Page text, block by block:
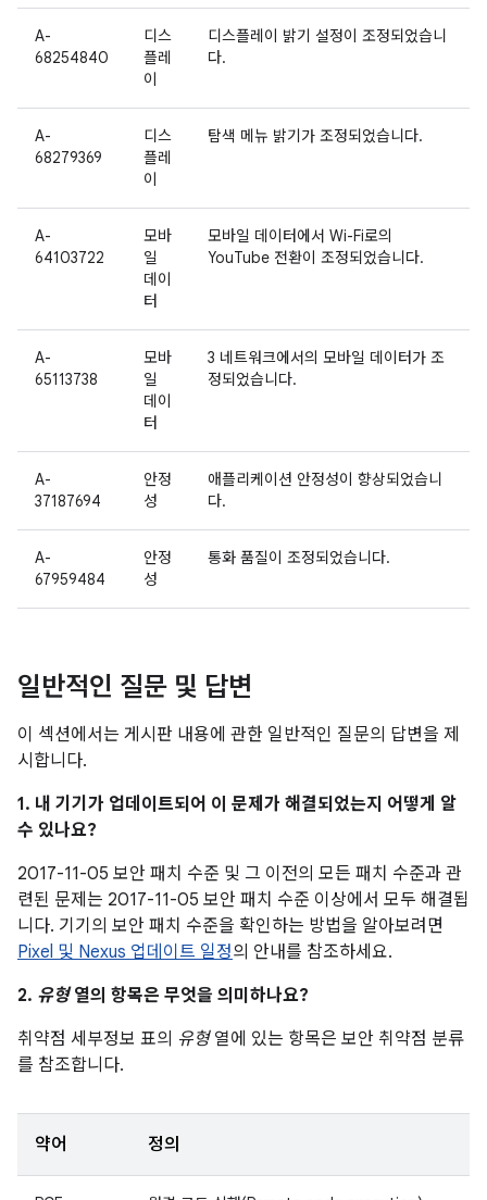
A-
68254840
디스
플레
이
디스플레이 밝기 설정이 조정되었습니
다.
A-
68279369
디스
플레
이
탐색 메뉴 밝기가 조정되었습니다.
A-
64103722
모바
일
데이
터
모바일 데이터에서 Wi-Fi로의
YouTube 전환이 조정되었습니다.
A-
65113738
모바
일
데이
터
3 네트워크에서의 모바일 데이터가 조
정되었습니다.
A-
37187694
안정
성
애플리케이션 안정성이 향상되었습니
다.
A-
67959484
안정
성
통화 품질이 조정되었습니다.
일반적인 질문 및 답변
이 섹션에서는 게시판 내용에 관한 일반적인 질문의 답변을 제
시합니다.
1. 내 기기가 업데이트되어 이 문제가 해결되었는지 어떻게 알
수 있나요?
2017-11-05 보안 패치 수준 및 그 이전의 모든 패치 수준과 관
련된 문제는 2017-11-05 보안 패치 수준 이상에서 모두 해결됩
니다. 기기의 보안 패치 수준을 확인하는 방법을 알아보려면
Pixel 및 Nexus 업데이트 일정의 안내를 참조하세요.
2. 유형열의 항목은 무엇을 의미하나요?
취약점 세부정보 표의 유형열에 있는 항목은 보안 취약점 분류
를 참조합니다.
약어 정의